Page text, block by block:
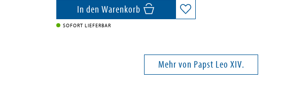
In den Warenkorb
SOFORT LIEFERBAR
Mehr von Papst Leo XIV.